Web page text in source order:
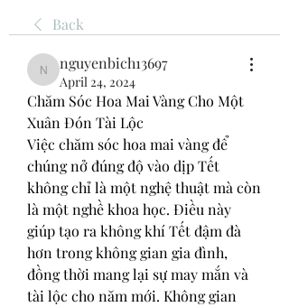
Back
nguyenbich13697
nguyenbich13697
April 24, 2024
Chăm Sóc Hoa Mai Vàng Cho Một
Xuân Đón Tài Lộc
Việc chăm sóc hoa mai vàng để
chúng nở đúng độ vào dịp Tết
không chỉ là một nghệ thuật mà còn
là một nghề khoa học. Điều này
giúp tạo ra không khí Tết đậm đà
hơn trong không gian gia đình,
đồng thời mang lại sự may mắn và
tài lộc cho năm mới. Không gian